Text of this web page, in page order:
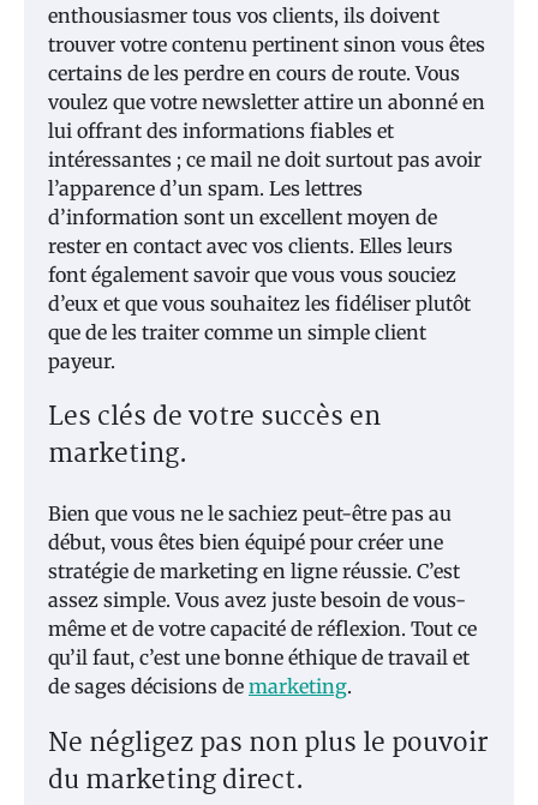
enthousiasmer tous vos clients, ils doivent
trouver votre contenu pertinent sinon vous êtes
certains de les perdre en cours de route. Vous
voulez que votre newsletter attire un abonné en
lui offrant des informations fiables et
intéressantes ; ce mail ne doit surtout pas avoir
l’apparence d’un spam. Les lettres
d’information sont un excellent moyen de
rester en contact avec vos clients. Elles leurs
font également savoir que vous vous souciez
d’eux et que vous souhaitez les fidéliser plutôt
que de les traiter comme un simple client
payeur.
Les clés de votre succès en
marketing.
Bien que vous ne le sachiez peut-être pas au
début, vous êtes bien équipé pour créer une
stratégie de marketing en ligne réussie. C’est
assez simple. Vous avez juste besoin de vous-
même et de votre capacité de réflexion. Tout ce
qu’il faut, c’est une bonne éthique de travail et
de sages décisions de marketing.
Ne négligez pas non plus le pouvoir
du marketing direct.